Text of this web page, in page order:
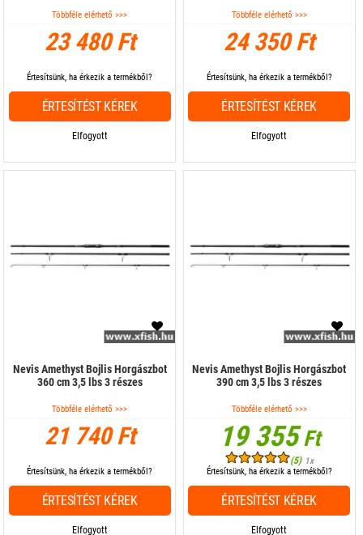
Többféle elérhető >>>
23 480 Ft
Elfogyott
Értesítsünk, ha érkezik a termékből?
ÉRTESÍTÉST KÉREK
Többféle elérhető >>>
24 350 Ft
Elfogyott
Értesítsünk, ha érkezik a termékből?
ÉRTESÍTÉST KÉREK
Nevis Amethyst Bojlis Horgászbot
360 cm 3,5 lbs 3 részes
Többféle elérhető >>>
21 740 Ft
Elfogyott
Értesítsünk, ha érkezik a termékből?
ÉRTESÍTÉST KÉREK
Nevis Amethyst Bojlis Horgászbot
390 cm 3,5 lbs 3 részes
Többféle elérhető >>>
19 355Ft
(5) 1x
Elfogyott
Értesítsünk, ha érkezik a termékből?
ÉRTESÍTÉST KÉREK